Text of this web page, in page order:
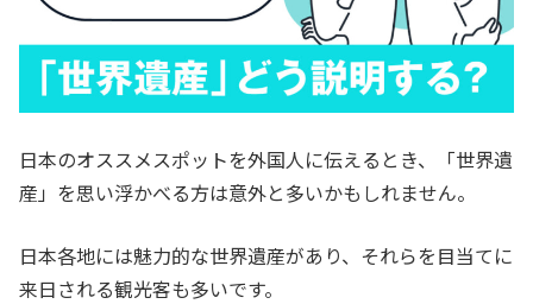
日本のオススメスポットを外国人に伝えるとき、「世界遺
産」を思い浮かべる方は意外と多いかもしれません。
日本各地には魅力的な世界遺産があり、それらを目当てに
来日される観光客も多いです。